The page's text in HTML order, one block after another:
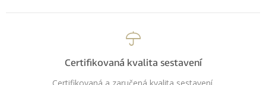
Certifikovaná kvalita sestavení